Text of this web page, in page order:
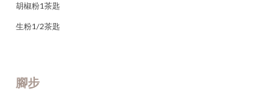
胡椒粉1茶匙
生粉1/2茶匙
腳步